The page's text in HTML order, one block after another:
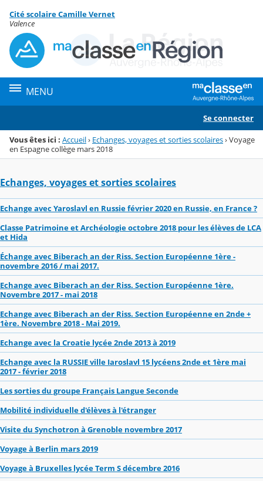
Menu de la rubrique
Contenu
Cité scolaire Camille Vernet
Valence
MENU
Se connecter
Vous êtes ici : Accueil› Echanges, voyages et sorties scolaires›Voyage
en Espagne collège mars 2018
Echanges, voyages et sorties scolaires
Echange avec Yaroslavl en Russie février 2020 en Russie, en France ?
Classe Patrimoine et Archéologie octobre 2018 pour les élèves de LCA
et Hida
Échange avec Biberach an der Riss. Section Européenne 1ère -
novembre 2016 / mai 2017.
Echange avec Biberach an der Riss. Section Européenne 1ère.
Novembre 2017 - mai 2018
Echange avec Biberach an der Riss. Section Européenne en 2nde +
1ère. Novembre 2018 - Mai 2019.
Echange avec la Croatie lycée 2nde 2013 à 2019
Echange avec la RUSSIE ville Iaroslavl 15 lycéens 2nde et 1ère mai
2017 - février 2018
Les sorties du groupe Français Langue Seconde
Mobilité individuelle d'élèves à l'étranger
Visite du Synchotron à Grenoble novembre 2017
Voyage à Berlin mars 2019
Voyage à Bruxelles lycée Term S décembre 2016